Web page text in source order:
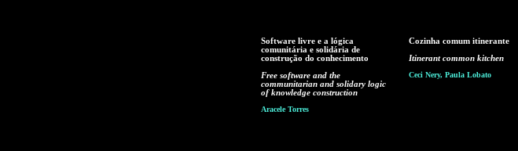
Software livre e a lógica
comunitária e solidária de
construção do conhecimento
Free software and the
communitarian and solidary logic
of knowledge construction
Aracele Torres
Cozinha comum itinerante
Itinerant common kitchen
Ceci Nery, Paula Lobato